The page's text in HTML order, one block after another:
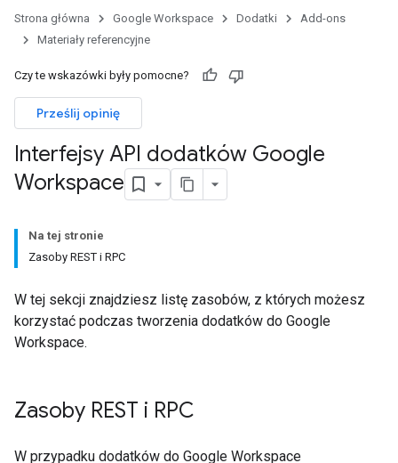
Strona główna Google Workspace Dodatki
Add-ons
Materiały referencyjne
Czy te wskazówki były pomocne?
Prześlij opinię
Interfejsy API dodatków Google
Workspace
Na tej stronie
Zasoby REST i RPC
W tej sekcji znajdziesz listę zasobów, z których możesz
korzystać podczas tworzenia dodatków do Google
Workspace.
Zasoby REST i RPC
W przypadku dodatków do Google Workspace